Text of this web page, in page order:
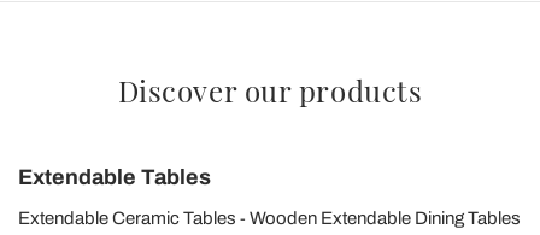
Discover our products
Extendable Tables
Extendable Ceramic Tables
Wooden Extendable Dining Tables